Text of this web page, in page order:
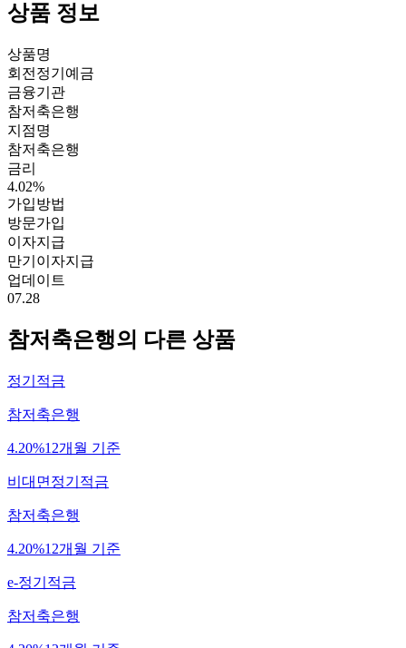
상품 정보
상품명
회전정기예금
금융기관
참저축은행
지점명
참저축은행
금리
4.02%
가입방법
방문가입
이자지급
만기이자지급
업데이트
07.28
참저축은행의 다른 상품
정기적금
참저축은행
4.20%12개월 기준
비대면정기적금
참저축은행
4.20%12개월 기준
e-정기적금
참저축은행